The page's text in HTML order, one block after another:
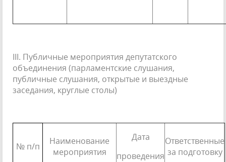
III. Публичные мероприятия депутатского
объединения (парламентские слушания,
публичные слушания, открытые и выездные
заседания, круглые столы)
№ п/п
Наименование
мероприятия
Дата
проведения
Ответственные
за подготовку